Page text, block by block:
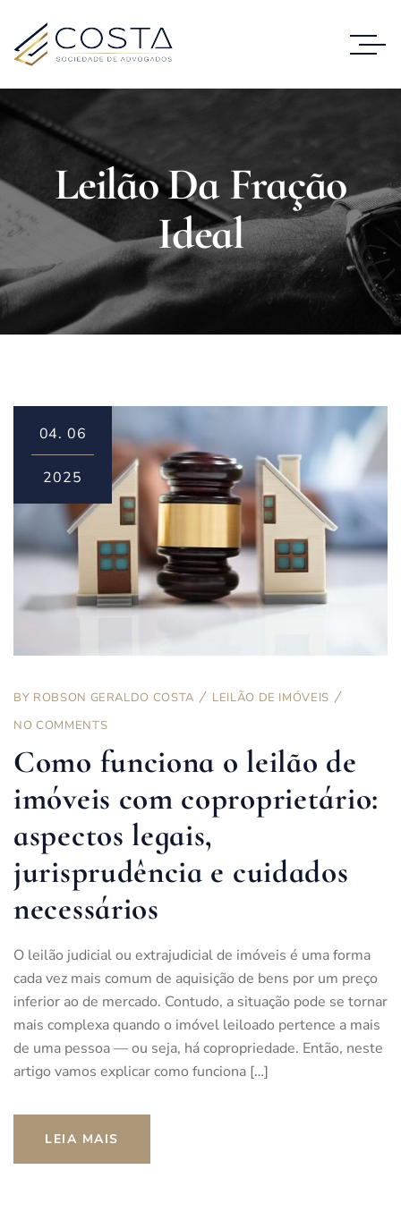
Leilão Da Fração
Ideal
04. 06
2025
BY ROBSON GERALDO COSTA
LEILÃO DE IMÓVEIS
NO COMMENTS
Como funciona o leilão de
imóveis com coproprietário:
aspectos legais,
jurisprudência e cuidados
necessários
O leilão judicial ou extrajudicial de imóveis é uma forma
cada vez mais comum de aquisição de bens por um preço
inferior ao de mercado. Contudo, a situação pode se tornar
mais complexa quando o imóvel leiloado pertence a mais
de uma pessoa — ou seja, há copropriedade. Então, neste
artigo vamos explicar como funciona […]
LEIA MAIS